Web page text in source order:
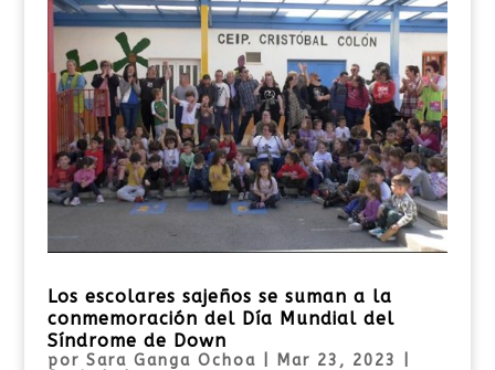
Los escolares sajeños se suman a la
conmemoración del Día Mundial del
Síndrome de Down
por Sara Ganga Ochoa Mar 23, 2023